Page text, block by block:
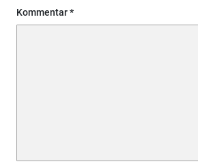
Kommentar